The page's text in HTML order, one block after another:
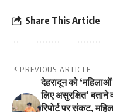
Share This Article
PREVIOUS ARTICLE
देहरादून को
लिए असुरक्षित’ बताने
रिपोर्ट पर संकट,